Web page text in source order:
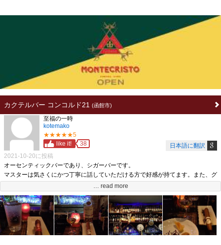
る。
口数少なめで付かず離れず良い感じ。
酒はウイスキーはもちろん旬の果物を使ったカクテルなど豊富。
葉巻:種類は多くないが葉巻メニュー有り。葉巻を吸う際には葉巻セット［シガ
ーシーザー、シガーライター、灰皿など］を出してくれる。
カクテルバー コンコルド21 (函館市)
日本語に翻訳
至福の一時
kotemako
★★★★★5
like it!
38
2021-10-20に投稿
オーセンティックバーであり、シガーバーです。
マスターは気さくにかつ丁寧に話していただける方で好感が持てます。また、グ
レンリベットのアンバサダーであり、棚の半分ぐらいがグレンリベットの各種ボ
トルで埋まっています。加えて、葉巻とラム、モヒートへの興味が高じてキュー
バへも渡航されている方です。（よってラムも充実。ブランデーやグラッパも揃
えられています。）
葉巻も販売しており、店内の加湿も実施。私が知る限り、きちんとカットや点火
のサービスをしていただけたのは函館でここだけです。
… read more